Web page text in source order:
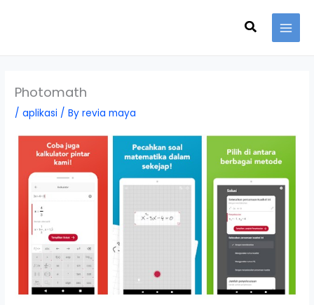
Search
Photomath
/aplikasi / Byrevia maya